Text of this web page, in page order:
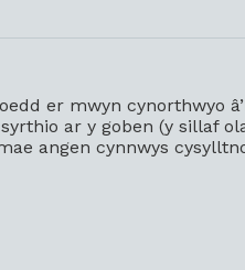
er mwyn cynorthwyo
ar y goben (y sillaf
angen cynnwys